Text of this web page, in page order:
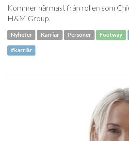
Kommer närmast från rollen som
H&M Group.
Nyheter Karriär Personer Footway
#karriär